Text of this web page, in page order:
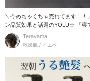
＼今めちゃくちゃ売れてます！！／ サ
ン品質効果と話題のYOLU☆ 「寝
間に
Terayama
乾燥肌 / イエベ